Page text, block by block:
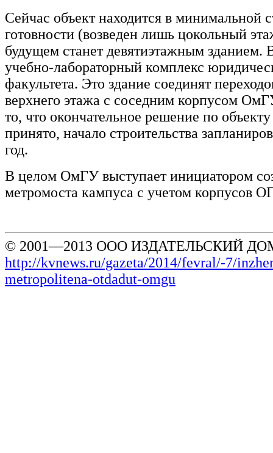
Сейчас объект находится в минимальной
готовности (возведен лишь цокольный
будущем станет девятиэтажным зданием.
учебно-лабораторный комплекс
факультета. Это здание соединят
верхнего этажа с соседним корпусом
то, что окончательное решение по
принято, начало строительства
год.
В целом ОмГУ выступает инициатором
метромоста кампуса с учетом корпусов
© 2001—2013 ООО ИЗДАТЕЛЬСКИЙ
http://kvnews.ru/gazeta/2014/fevral/-7/
metropolitena-otdadut-omgu